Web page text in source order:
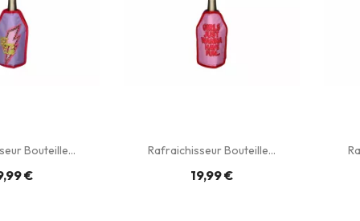
Bouteille...
€
Rafraichisseur Bouteille...
19,99 €